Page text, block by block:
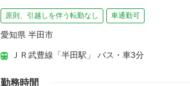
原則、引越しを伴う転勤なし 車通勤可
愛知県 半田市
ＪＲ武豊線「半田駅」 バス・車3分
勤務時間